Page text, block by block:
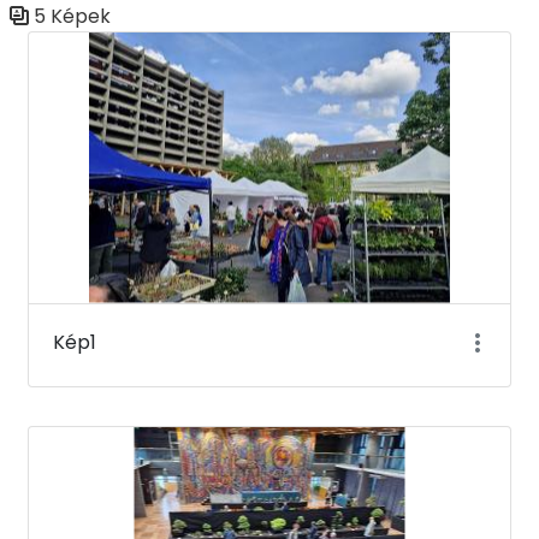
5 Képek
Médiatár
Kép1